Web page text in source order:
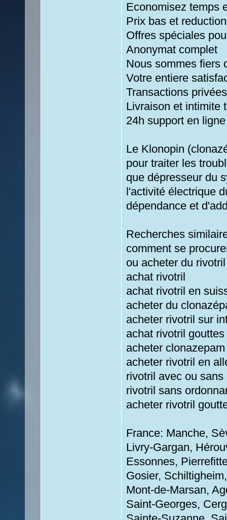
Economisez temps
Prix bas et
Offres spéciales
Anonymat complet
Nous sommes fiers
Votre entiere
Transactions privées
Livraison et intimite
24h support en ligne
Le Klonopin
pour traiter les
que dépresseur du
l'activité électrique
dépendance et
Recherches
comment se
ou acheter du rivotril
achat rivotril
achat rivotril en
acheter du
acheter rivotril sur
achat rivotril
acheter clonazepam
acheter rivotril en
rivotril avec ou sans
rivotril sans
acheter rivotril
France: Manche,
Livry-Gargan,
Essonnes,
Gosier,
Mont-de-Marsan,
Saint-Georges,